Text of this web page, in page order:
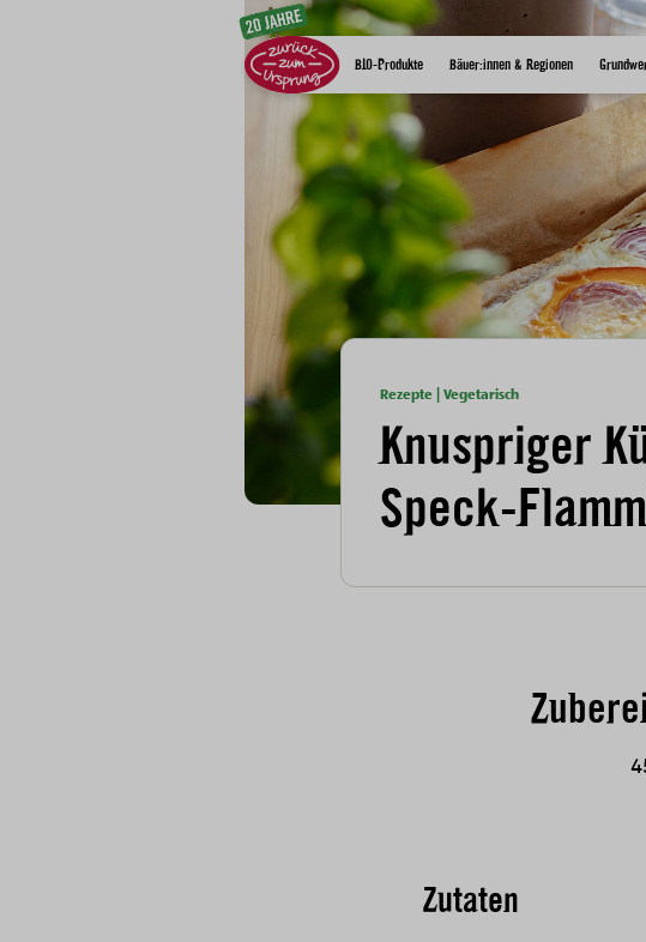
BIO-Produkte Bäuer:innen & Regionen
Rezepte | Vegetarisch
Knuspriger
Speck-
Zutaten